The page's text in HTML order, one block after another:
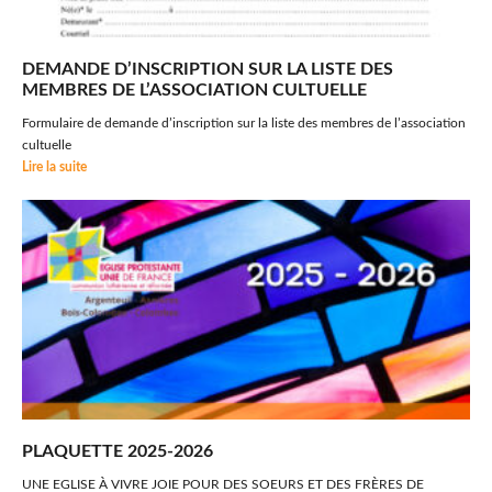
DEMANDE D’INSCRIPTION SUR LA LISTE DES
MEMBRES DE L’ASSOCIATION CULTUELLE
Formulaire de demande d’inscription sur la liste des membres de l’association
cultuelle
Lire la suite
PLAQUETTE 2025-2026
UNE EGLISE À VIVRE JOIE POUR DES SOEURS ET DES FRÈRES DE